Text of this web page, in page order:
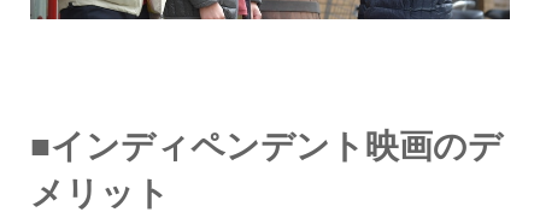
■インディペンデント映画のデ
メリット